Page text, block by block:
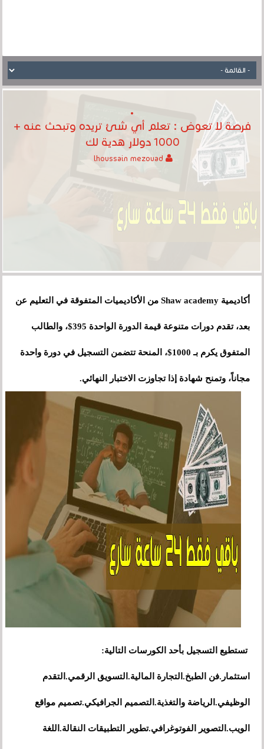
فرصة لا تعوض : تعلم أي شئ تريده وتبحث عنه +
1000 دولار هدية لك
أكاديمية Shaw academy من الأكاديميات المتفوقة في التعليم عن
بعد، تقدم دورات متنوعة قيمة الدورة الواحدة 395$، والطالب
المتفوق يكرم بـ 1000$، المنحة تتضمن التسجيل في دورة واحدة
مجاناً، وتمنح شهادة إذا تجاوزت الاختبار النهائي.
تستطيع التسجيل بأحد الكورسات التالية:
استثمار.فن الطبخ.التجارة المالية.التسويق الرقمي.التقدم
الوظيفي.الرياضة والتغذية.التصميم الجرافيكي.تصميم مواقع
الويب.التصوير الفوتوغرافي.تطوير التطبيقات النقالة.اللغة